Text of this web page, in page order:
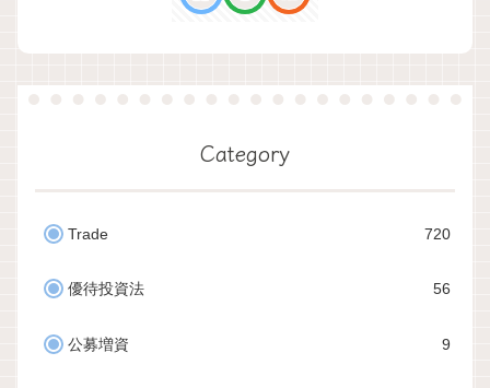
Category
Trade 720
優待投資法 56
公募増資 9